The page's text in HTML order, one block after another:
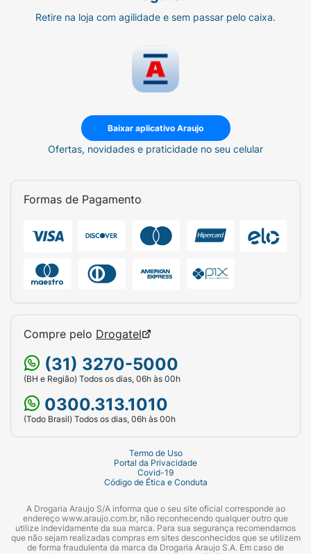
Retire na loja com agilidade e sem passar pelo caixa.
Baixar aplicativo Araujo
Ofertas, novidades e praticidade no seu celular
Formas de Pagamento
Compre pelo Drogatel
(31) 3270-5000
(BH e Região) Todos os dias, 06h às 00h
0300.313.1010
(Todo Brasil) Todos os dias, 06h às 00h
Termo de Uso
Portal da Privacidade
Covid-19
Código de Ética e Conduta
A Drogaria Araujo S/A informa que o seu site oficial corresponde ao
endereço www.araujo.com.br, não reconhecendo qualquer outro que
utilize indevidamente da sua marca. Para sua segurança recomendamos
que não sejam realizadas compras em sites desconhecidos que se utilizem
de forma fraudulenta da marca da Drogaria Araujo S.A. Em caso de